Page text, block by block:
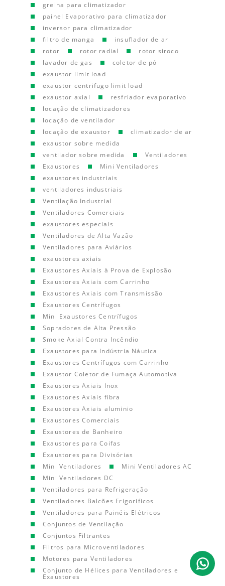
grelha para climatizador
painel Evaporativo para climatizador
inversor para climatizador
filtro de manga
insuflador de ar
rotor
rotor radial
rotor siroco
lavador de gas
coletor de pó
exaustor limit load
exaustor centrifugo limit load
exaustor axial
resfriador evaporativo
locação de climatizadores
locação de ventilador
locação de exaustor
climatizador de ar
exaustor sobre medida
ventilador sobre medida
Ventiladores
Exaustores
Mini Ventiladores
exaustores industriais
ventiladores industriais
Ventilação Industrial
Ventiladores Comerciais
exaustores especiais
Ventiladores de Alta Vazão
Ventiladores para Aviários
exaustores axiais
Exaustores Axiais à Prova de Explosão
Exaustores Axiais com Carrinho
Exaustores Axiais com Transmissão
Exaustores Centrífugos
Mini Exaustores Centrífugos
Sopradores de Alta Pressão
Smoke Axial Contra Incêndio
Exaustores para Indústria Náutica
Exaustores Centrífugos com Carrinho
Exaustor Coletor de Fumaça Automotiva
Exaustores Axiais Inox
Exaustores Axiais fibra
Exaustores Axiais aluminio
Exaustores Comerciais
Exaustores de Banheiro
Exaustores para Coifas
Exaustores para Divisórias
Mini Ventiladores
Mini Ventiladores AC
Mini Ventiladores DC
Ventiladores para Refrigeração
Ventiladores Balcões Frigorificos
Ventiladores para Painéis Elétricos
Conjuntos de Ventilação
Conjuntos Filtrantes
Filtros para Microventiladores
Motores para Ventiladores
Conjunto de Hélices para Ventiladores e
Exaustores